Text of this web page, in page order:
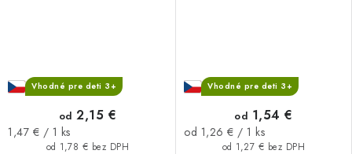
Vhodné pre deti 3+
od 1,78 € bez DPH
od 2,15 €
Jednotková
1,47 € / 1 ks
Vhodné pre deti 3+
od 1,27 € bez DPH
od 1,54 €
Jednotková
od 1,26 € / 1 ks